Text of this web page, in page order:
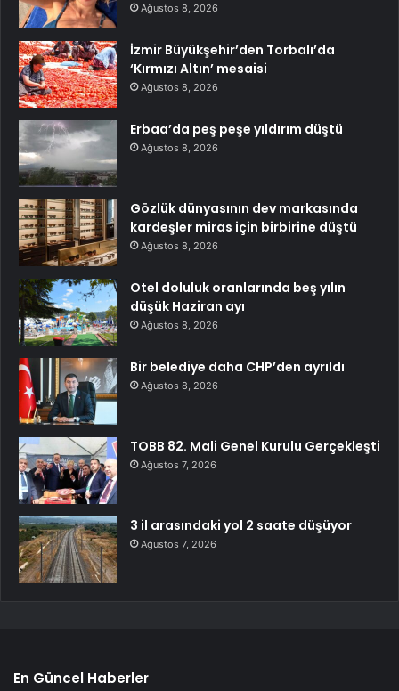
Ağustos 8, 2026
İzmir Büyükşehir’den Torbalı’da
‘Kırmızı Altın’ mesaisi
Ağustos 8, 2026
Erbaa’da peş peşe yıldırım düştü
Ağustos 8, 2026
Gözlük dünyasının dev markasında
kardeşler miras için birbirine düştü
Ağustos 8, 2026
Otel doluluk oranlarında beş yılın
düşük Haziran ayı
Ağustos 8, 2026
Bir belediye daha CHP’den ayrıldı
Ağustos 8, 2026
TOBB 82. Mali Genel Kurulu Gerçekleşti
Ağustos 7, 2026
3 il arasındaki yol 2 saate düşüyor
Ağustos 7, 2026
En Güncel Haberler